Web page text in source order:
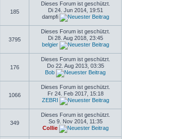
185
Dieses Forum ist geschützt.
Di 24. Jun 2014, 19:51
dampfi
3795
Dieses Forum ist geschützt.
Di 28. Aug 2018, 23:45
belgier
176
Dieses Forum ist geschützt.
Do 22. Aug 2013, 03:35
Bob
1066
Dieses Forum ist geschützt.
Fr 24. Feb 2017, 15:18
ZEBRI
349
Dieses Forum ist geschützt.
So 9. Nov 2014, 11:35
Collie